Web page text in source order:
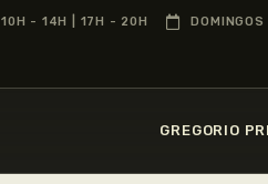
10H - 14H | 17H - 20H
GREGORIO